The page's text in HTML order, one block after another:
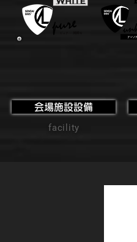
会場施設設備
facility